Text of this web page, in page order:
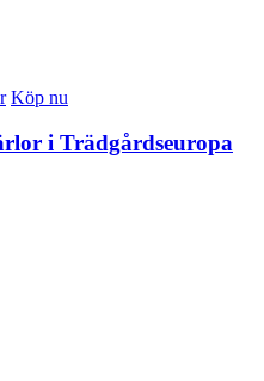
Köp nu
i Trädgårdseuropa